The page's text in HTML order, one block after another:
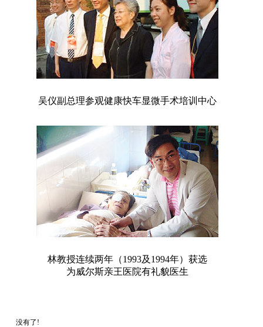
吴仪副总理参观健康快车显微手术培训中心
林教授连续两年（1993及1994年）获选
为威尔斯亲王医院有礼貌医生
没有了!